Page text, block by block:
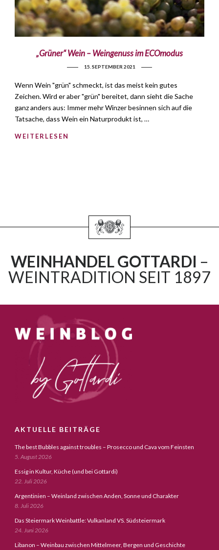
„Grüner“ Wein – Weingenuss im ECOmodus
15. SEPTEMBER 2021
Wenn Wein "grün" schmeckt, ist das meist kein gutes
Zeichen. Wird er aber "grün" bereitet, dann sieht die Sache
ganz anders aus: Immer mehr Winzer besinnen sich auf die
Tatsache, dass Wein ein Naturprodukt ist, …
WEITERLESEN
WEINHANDEL GOTTARDI –
WEINTRADITION SEIT 1897
AKTUELLE BEITRÄGE
The best Bubbles against troubles – Prosecco und Cava vom Feinsten
5. August 2026
Essig in Kultur, Küche (und bei Gottardi)
22. Juli 2026
Argentinien – Weinland zwischen Anden, Sonne und Charakter
8. Juli 2026
Das Steiermark Weinbattle: Vulkanland VS. Südsteiermark
24. Juni 2026
Libanon – Weinbau zwischen Mittelmeer, Bergen und Geschichte